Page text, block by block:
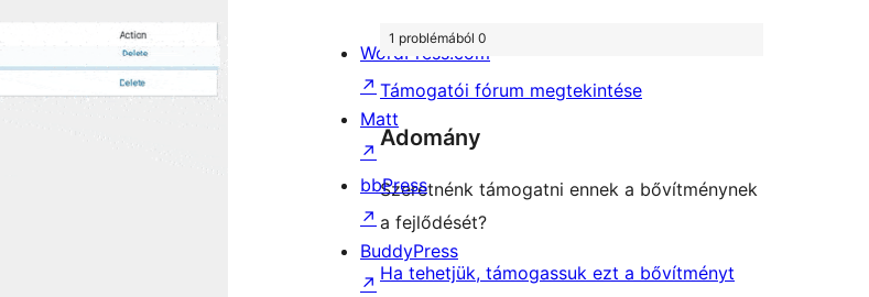
1 problémából 0
Támogatói fórum megtekintése
Adomány
Szeretnénk támogatni ennek a bővítménynek
a fejlődését?
Ha tehetjük, támogassuk ezt a bővítményt
WordPress.com
↗
Matt
↗
bbPress
↗
BuddyPress
↗